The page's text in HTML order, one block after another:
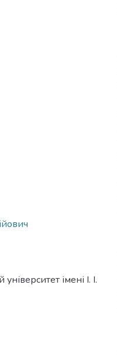
імені І. І.